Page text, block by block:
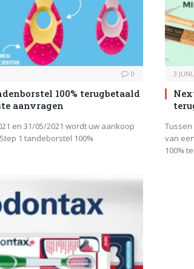
0
100% terugbetaald
aanvragen
en 31/05/2021 wordt uw aankoop
1 tandeborstel 100%
3
Tussen
van
100%